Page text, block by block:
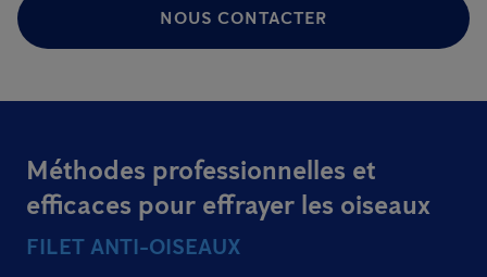
NOUS CONTACTER
Méthodes professionnelles et
efficaces pour effrayer les oiseaux
FILET ANTI-OISEAUX